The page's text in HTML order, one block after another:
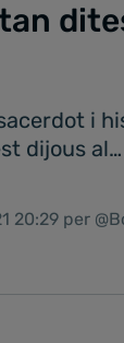
i
dijous al…
20:29 per